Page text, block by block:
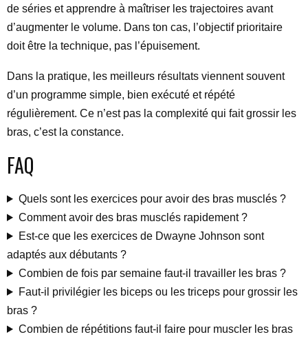
de séries et apprendre à maîtriser les trajectoires avant
d’augmenter le volume. Dans ton cas, l’objectif prioritaire
doit être la technique, pas l’épuisement.
Dans la pratique, les meilleurs résultats viennent souvent
d’un programme simple, bien exécuté et répété
régulièrement. Ce n’est pas la complexité qui fait grossir les
bras, c’est la constance.
FAQ
Quels sont les exercices pour avoir des bras musclés ?
Comment avoir des bras musclés rapidement ?
Est-ce que les exercices de Dwayne Johnson sont
adaptés aux débutants ?
Combien de fois par semaine faut-il travailler les bras ?
Faut-il privilégier les biceps ou les triceps pour grossir les
bras ?
Combien de répétitions faut-il faire pour muscler les bras